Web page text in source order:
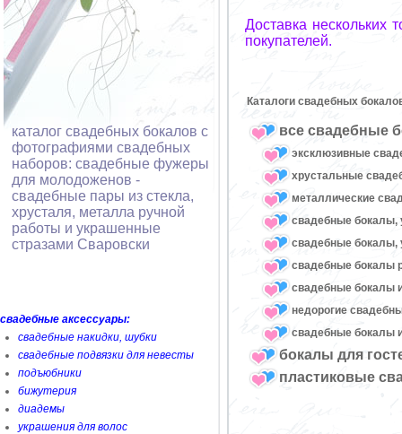
каталог свадебных бокалов с
фотографиями свадебных
наборов: свадебные фужеры
для молодоженов -
свадебные пары из стекла,
хрусталя, металла ручной
работы и украшенные
стразами Сваровски
свадебные аксессуары:
свадебные накидки, шубки
свадебные подвязки для невесты
подъюбники
бижутерия
диадемы
украшения для волос
Доставка нескольких
покупателей.
Каталоги свадебных
все свадебные
эксклюзивные
хрустальные
металлические
свадебные бокалы,
свадебные бокалы,
свадебные бокалы
свадебные бокалы
недорогие
свадебные бокалы
бокалы для
пластиковые